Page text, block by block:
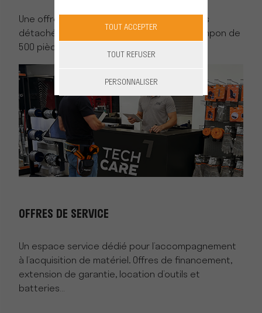
Une offre de matériel reconditionné, pièces
détachées et consommables, un stock tampon de
500 pièces d’urgence disponible.
OFFRES DE SERVICE
Un espace service dédié pour l’accompagnement
à l’acquisition de matériel. Offres de financement,
extension de garantie, location d’outils et
batteries…
TOUT ACCEPTER
TOUT REFUSER
PERSONNALISER